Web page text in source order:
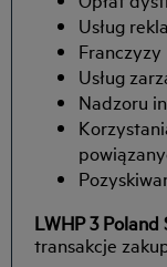
Usług
Franczyzy
Usług
Nadzoru
LWHP 3 Poland
transakcje